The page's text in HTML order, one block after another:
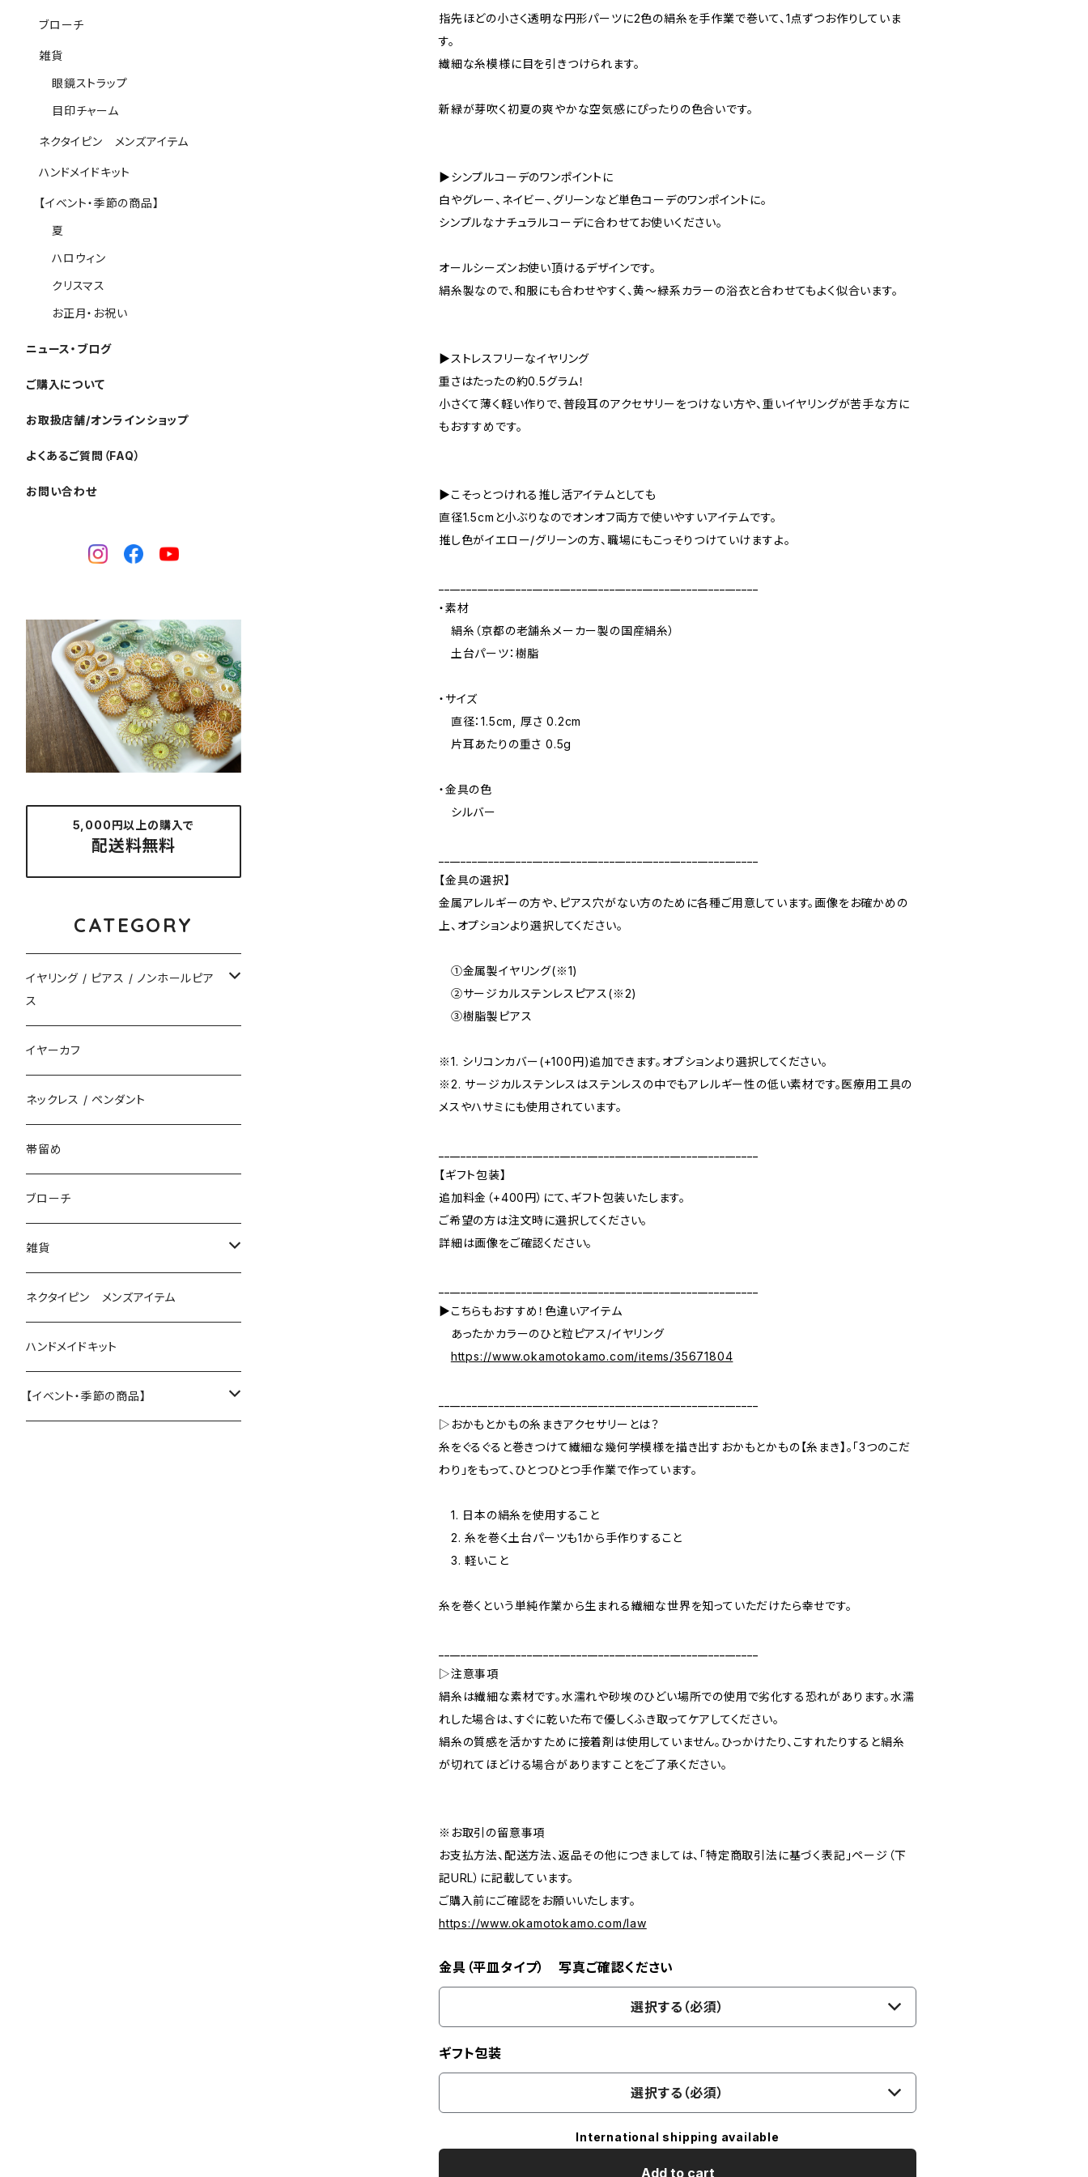
指先ほどの小さく透明な円形パーツに2色の絹糸を手作業で巻いて、1点ずつお作りしていま
す。
繊細な糸模様に目を引きつけられます。
新緑が芽吹く初夏の爽やかな空気感にぴったりの色合いです。
▶シンプルコーデのワンポイントに
白やグレー、ネイビー、グリーンなど単色コーデのワンポイントに。
シンプルなナチュラルコーデに合わせてお使いください。
オールシーズンお使い頂けるデザインです。
絹糸製なので、和服にも合わせやすく、黄～緑系カラーの浴衣と合わせてもよく似合います。
▶ストレスフリーなイヤリング
重さはたったの約0.5グラム！
小さくて薄く軽い作りで、普段耳のアクセサリーをつけない方や、重いイヤリングが苦手な方に
もおすすめです。
▶こそっとつけれる推し活アイテムとしても
直径1.5cmと小ぶりなのでオンオフ両方で使いやすいアイテムです。
推し色がイエロー/グリーンの方、職場にもこっそりつけていけますよ。
・素材
絹糸（京都の老舗糸メーカー製の国産絹糸）
土台パーツ：樹脂
・サイズ
直径：1.5cm, 厚さ 0.2cm
片耳あたりの重さ 0.5g
・金具の色
シルバー
【金具の選択】
金属アレルギーの方や、ピアス穴がない方のために各種ご用意しています。画像をお確かめの
上、オプションより選択してください。
①金属製イヤリング(※1)
②サージカルステンレスピアス(※2)
③樹脂製ピアス
※1. シリコンカバー(+100円)追加できます。オプションより選択してください。
※2. サージカルステンレスはステンレスの中でもアレルギー性の低い素材です。医療用工具の
メスやハサミにも使用されています。
【ギフト包装】
追加料金（+400円）にて、ギフト包装いたします。
ご希望の方は注文時に選択してください。
詳細は画像をご確認ください。
▶こちらもおすすめ！色違いアイテム
あったかカラーのひと粒ピアス/イヤリング
https://www.okamotokamo.com/items/35671804
▷おかもとかもの糸まきアクセサリーとは？
糸をぐるぐると巻きつけて繊細な幾何学模様を描き出すおかもとかもの【糸まき】。「3つのこだ
わり」をもって、ひとつひとつ手作業で作っています。
1. 日本の絹糸を使用すること
2. 糸を巻く土台パーツも1から手作りすること
3. 軽いこと
糸を巻くという単純作業から生まれる繊細な世界を知っていただけたら幸せです。
▷注意事項
絹糸は繊細な素材です。水濡れや砂埃のひどい場所での使用で劣化する恐れがあります。水濡
れした場合は、すぐに乾いた布で優しくふき取ってケアしてください。
絹糸の質感を活かすために接着剤は使用していません。ひっかけたり、こすれたりすると絹糸
が切れてほどける場合がありますことをご了承ください。
※お取引の留意事項
お支払方法、配送方法、返品その他につきましては、「特定商取引法に基づく表記」ページ（下
記URL）に記載しています。
ご購入前にご確認をお願いいたします。
https://www.okamotokamo.com/law
金具（平皿タイプ） 写真ご確認ください
選択する（必須）
ギフト包装
選択する（必須）
International shipping available
Add to cart
ブローチ
雑貨
眼鏡ストラップ
目印チャーム
ネクタイピン メンズアイテム
ハンドメイドキット
【イベント・季節の商品】
夏
ハロウィン
クリスマス
お正月・お祝い
ニュース・ブログ
ご購入について
お取扱店舗/オンラインショップ
よくあるご質問（FAQ）
お問い合わせ
5,000円以上の購入で
配送料無料
CATEGORY
イヤリング / ピアス / ノンホールピア
ス
揺れるタイプ
花（直径3cm）
花（直径2.5cm）
揺れないタイプ
花
星
イヤーカフ
ネックレス / ペンダント
帯留め
ブローチ
雑貨
眼鏡ストラップ
目印チャーム
ネクタイピン メンズアイテム
ハンドメイドキット
【イベント・季節の商品】